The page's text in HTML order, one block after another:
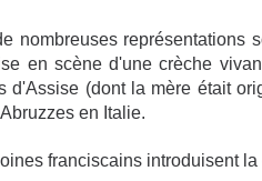
nombreuses
en scène d'une crèche
(dont la mère était
en Italie.
franciscains introduisent